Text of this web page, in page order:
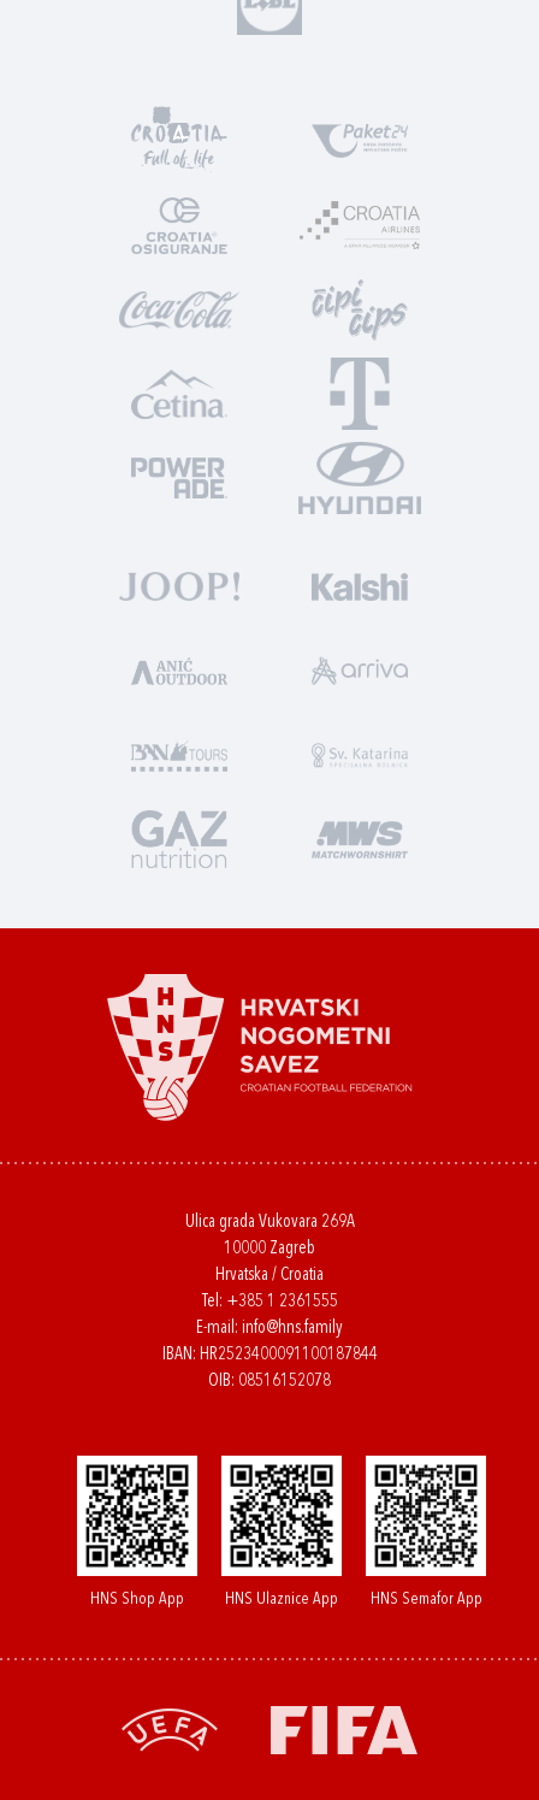
Ulica grada Vukovara 269A
10000 Zagreb
Hrvatska / Croatia
Tel: +385 1 2361555
E-mail: info@hns.family
IBAN: HR2523400091100187844
OIB: 08516152078
HNS Shop App HNS Ulaznice App HNS Semafor App